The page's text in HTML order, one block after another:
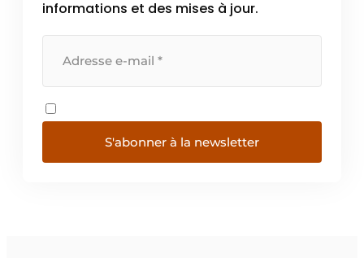
informations et des mises à jour.
S'abonner à la newsletter